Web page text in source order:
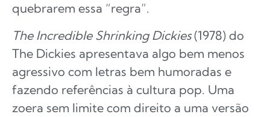
quebrarem essa “regra”.
The Incredible Shrinking Dickies(1978) do
The Dickies apresentava algo bem menos
agressivo com letras bem humoradas e
fazendo referências à cultura pop. Uma
zoera sem limite com direito a uma versão